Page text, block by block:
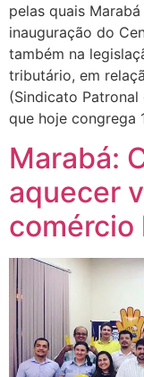
pelas quais
inauguração do
também na
tributário, em
(Sindicato
que hoje
Marabá:
aquecer
comércio